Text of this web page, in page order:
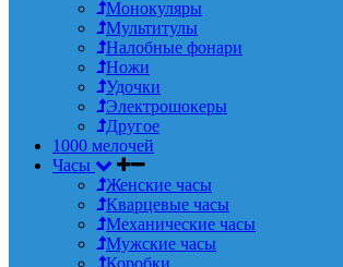
Монокуляры
Мультитулы
Налобные фонари
Ножи
Удочки
Электрошокеры
Другое
1000 мелочей
Часы
Женские часы
Кварцевые часы
Механические часы
Мужские часы
Коробки